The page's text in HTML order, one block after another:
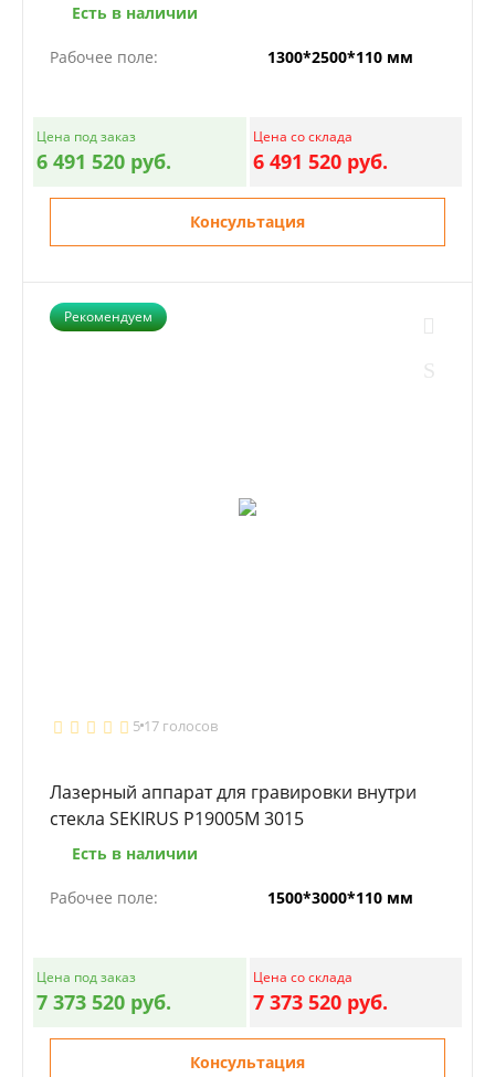
Есть в наличии
Рабочее поле: 1300*2500*110 мм
Цена под заказ
6 491 520 руб.
Цена со склада
6 491 520 руб.
Консультация
Рекомендуем
5 17 голосов
Лазерный аппарат для гравировки внутри
стекла SEKIRUS P19005M 3015
Есть в наличии
Рабочее поле: 1500*3000*110 мм
Цена под заказ
7 373 520 руб.
Цена со склада
7 373 520 руб.
Консультация